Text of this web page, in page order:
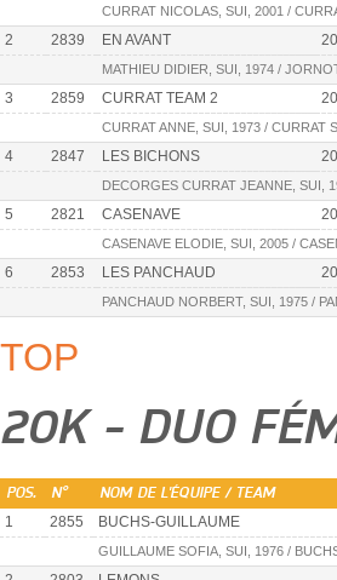
CURRAT NICOLAS, SUI, 2001 /
2 2839 EN AVANT
MATHIEU DIDIER, SUI, 1974 /
3 2859 CURRAT TEAM 2
CURRAT ANNE, SUI, 1973 / CURRAT
4 2847 LES BICHONS
DECORGES CURRAT JEANNE, SUI,
5 2821 CASENAVE
CASENAVE ELODIE, SUI, 2005 /
6 2853 LES PANCHAUD
PANCHAUD NORBERT, SUI, 1975 /
TOP
20K - DUO
POS. N° NOM DE L'ÉQUIPE / TEAM
1 2855 BUCHS-GUILLAUME
GUILLAUME SOFIA, SUI, 1976 /